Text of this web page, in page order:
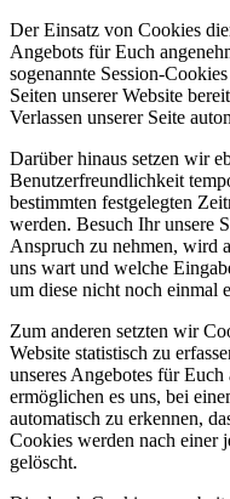
Der Einsatz von Cookies
Angebots für Euch
sogenannte Session-
Seiten unserer Website
Verlassen unserer Seite
Darüber hinaus setzen wir
Benutzerfreundlichkeit
bestimmten festgelegten
werden. Besuch Ihr unsere
Anspruch zu nehmen, wird
uns wart und welche
um diese nicht noch einmal
Zum anderen setzten wir
Website statistisch zu
unseres Angebotes für
ermöglichen es uns, bei
automatisch zu erkennen,
Cookies werden nach einer
gelöscht.